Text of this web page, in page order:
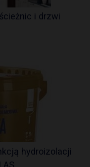
i drzwi
hydroizolacji